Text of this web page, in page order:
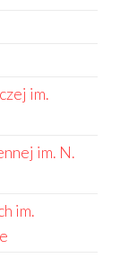
im.
im. N.
im.